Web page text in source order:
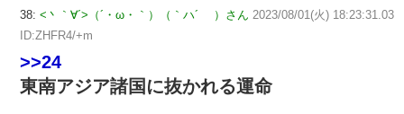
38: <丶｀∀´>（´・ω・｀）（｀ハ´ ）さん 2023/08/01(火) 18:23:31.03
ID:ZHFR4/+m
>>24
東南アジア諸国に抜かれる運命